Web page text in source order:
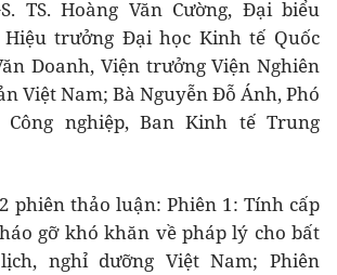
TS. Hoàng Văn Cường, Đại biểu
Hiệu trưởng Đại học Kinh tế Quốc
Doanh, Viện trưởng Viện Nghiên
Việt Nam; Bà Nguyễn Đỗ Ánh, Phó
nghiệp, Ban Kinh tế Trung
phiên thảo luận: Phiên 1: Tính cấp
gỡ khó khăn về pháp lý cho bất
nghỉ dưỡng Việt Nam; Phiên